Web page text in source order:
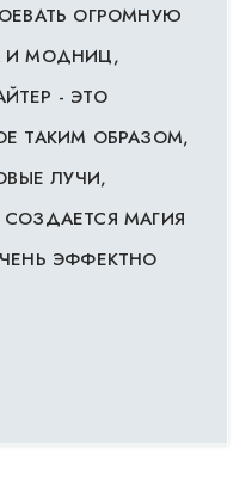
ОГРОМНУЮ
И МОДНИЦ,
- ЭТО
ТАКИМ ОБРАЗОМ,
ЛУЧИ,
МАГИЯ
ЭФФЕКТНО